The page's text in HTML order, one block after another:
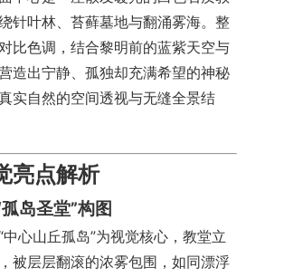
针叶林、苔藓墓地与翻涌雾海。整
比色调，结合黎明前的蓝紫天空与
造出宁静、孤独却充满希望的神秘
实自然的空间透视与无缝全景结
亮点解析
岛圣堂”构图
心山丘孤岛”为视觉核心，教堂立
被层层翻滚的浓雾包围，如同漂浮